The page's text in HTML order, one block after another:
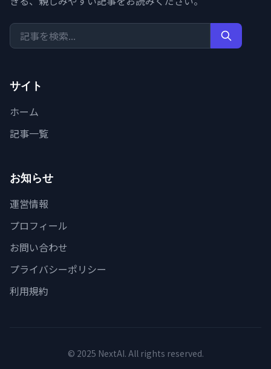
サイト
ホーム
記事一覧
お知らせ
運営情報
プロフィール
お問い合わせ
プライバシーポリシー
利用規約
© 2025 NextAI. All rights reserved.